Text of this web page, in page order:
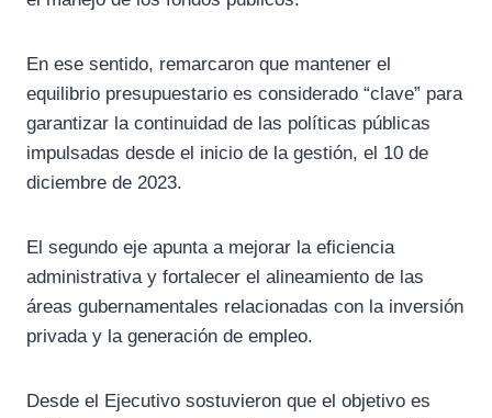
En ese sentido, remarcaron que mantener el
equilibrio presupuestario es considerado “clave” para
garantizar la continuidad de las políticas públicas
impulsadas desde el inicio de la gestión, el 10 de
diciembre de 2023.
El segundo eje apunta a mejorar la eficiencia
administrativa y fortalecer el alineamiento de las
áreas gubernamentales relacionadas con la inversión
privada y la generación de empleo.
Desde el Ejecutivo sostuvieron que el objetivo es